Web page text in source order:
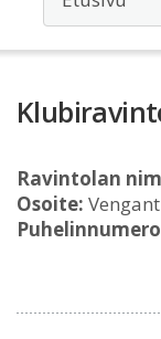
Ravintolan
Osoite: